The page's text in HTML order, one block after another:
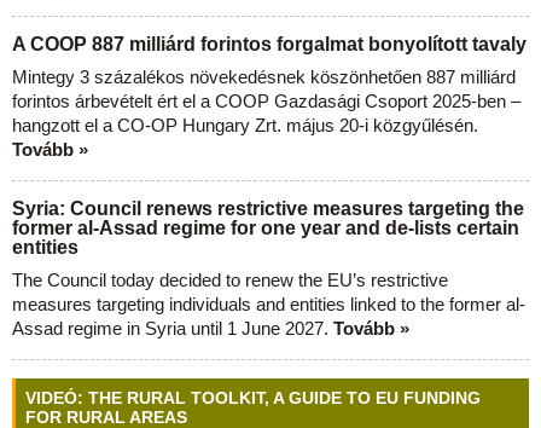
A COOP 887 milliárd forintos forgalmat bonyolított tavaly
Mintegy 3 százalékos növekedésnek köszönhetően 887 milliárd
forintos árbevételt ért el a COOP Gazdasági Csoport 2025-ben –
hangzott el a CO-OP Hungary Zrt. május 20-i közgyűlésén.
Tovább »
Syria: Council renews restrictive measures targeting the
former al-Assad regime for one year and de-lists certain
entities
The Council today decided to renew the EU’s restrictive
measures targeting individuals and entities linked to the former al-
Assad regime in Syria until 1 June 2027. Tovább »
VIDEÓ: THE RURAL TOOLKIT, A GUIDE TO EU FUNDING
FOR RURAL AREAS